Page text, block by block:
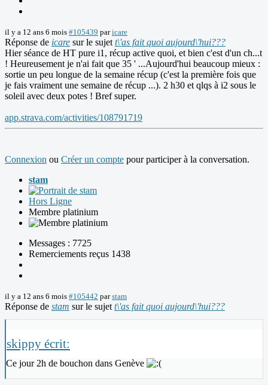
il y a 12 ans 6 mois #105439 paricare
Réponse de icare sur le sujet t\'as fait quoi aujourd\'hui???
Hier séance de HT pure i1, récup active quoi, et bien c'est d'un ch...t
! Heureusement je n'ai fait que 35 ' ...Aujourd'hui beaucoup mieux :
sortie un peu longue de la semaine récup (c'est la première fois que
je fais vraiment une semaine de récup ...). 2 h30 et qlqs à i2 sous le
soleil avec deux potes ! Bref super.
app.strava.com/activities/108791719
Connexion ou Créer un compte pour participer à la conversation.
stam
Hors Ligne
Membre platinium
Messages : 7725
Remerciements reçus 1438
il y a 12 ans 6 mois #105442 parstam
Réponse de stam sur le sujet t\'as fait quoi aujourd\'hui???
skippy écrit:
Ce jour 2h de bouchon dans Genève